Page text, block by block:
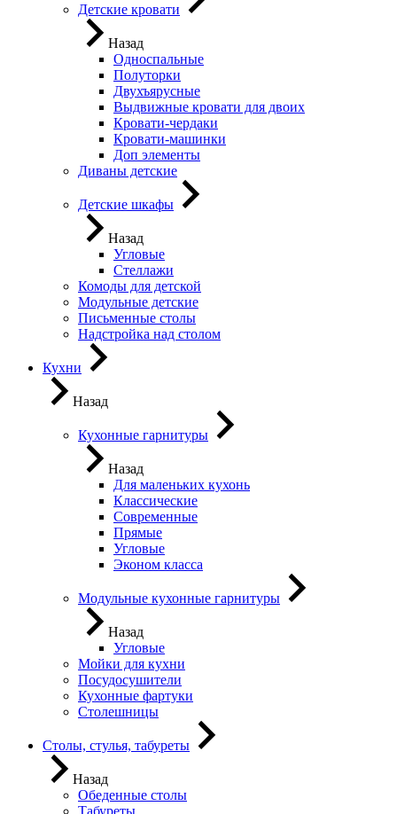
Детские кровати
Назад
Односпальные
Полуторки
Двухъярусные
Выдвижные кровати для двоих
Кровати-чердаки
Кровати-машинки
Доп элементы
Диваны детские
Детские шкафы
Назад
Угловые
Стеллажи
Комоды для детской
Модульные детские
Письменные столы
Надстройка над столом
Кухни
Назад
Кухонные гарнитуры
Назад
Для маленьких кухонь
Классические
Современные
Прямые
Угловые
Эконом класса
Модульные кухонные гарнитуры
Назад
Угловые
Мойки для кухни
Посудосушители
Кухонные фартуки
Столешницы
Столы, стулья, табуреты
Назад
Обеденные столы
Табуреты